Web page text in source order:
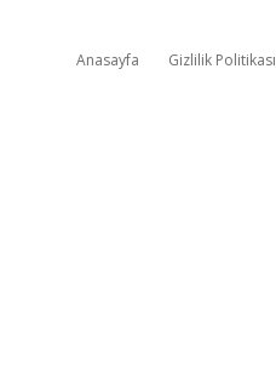
Anasayfa Gizlilik Politikası